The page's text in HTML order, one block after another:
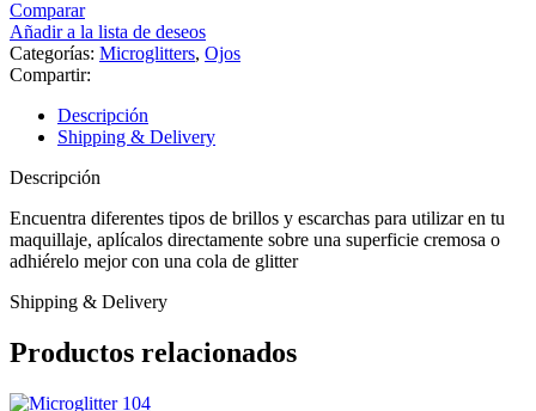
Comparar
Añadir a la lista de deseos
Categorías: Microglitters, Ojos
Compartir:
Descripción
Shipping & Delivery
Descripción
Encuentra diferentes tipos de brillos y escarchas para utilizar en tu
maquillaje, aplícalos directamente sobre una superficie cremosa o
adhiérelo mejor con una cola de glitter
Shipping & Delivery
Productos relacionados